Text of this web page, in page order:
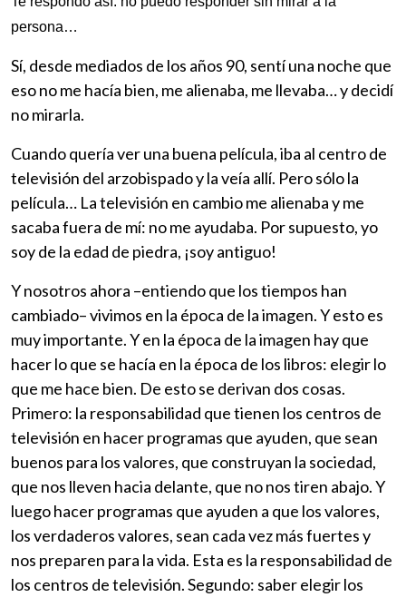
persona…
Sí, desde mediados de los años 90, sentí una noche que
eso no me hacía bien, me alienaba, me llevaba… y decidí
no mirarla.
Cuando quería ver una buena película, iba al centro de
televisión del arzobispado y la veía allí. Pero sólo la
película… La televisión en cambio me alienaba y me
sacaba fuera de mí: no me ayudaba. Por supuesto, yo
soy de la edad de piedra, ¡soy antiguo!
Y nosotros ahora –entiendo que los tiempos han
cambiado– vivimos en la época de la imagen. Y esto es
muy importante. Y en la época de la imagen hay que
hacer lo que se hacía en la época de los libros: elegir lo
que me hace bien. De esto se derivan dos cosas.
Primero: la responsabilidad que tienen los centros de
televisión en hacer programas que ayuden, que sean
buenos para los valores, que construyan la sociedad,
que nos lleven hacia delante, que no nos tiren abajo. Y
luego hacer programas que ayuden a que los valores,
los verdaderos valores, sean cada vez más fuertes y
nos preparen para la vida. Esta es la responsabilidad de
los centros de televisión. Segundo: saber elegir los